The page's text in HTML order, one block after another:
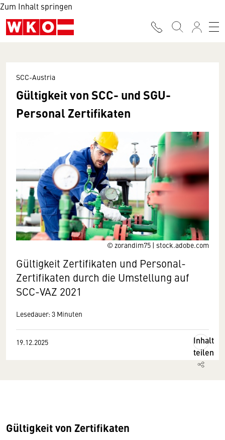
Zum Inhalt springen
© zorandim75 | stock.adobe.com
SCC-Austria
Gültigkeit von SCC- und SGU-
Personal Zertifikaten
Gültigkeit Zertifikaten und Personal-
Zertifikaten durch die Umstellung auf
SCC-VAZ 2021
Lesedauer: 3 Minuten
19.12.2025
Inhalt
teilen
Gültigkeit von Zertifikaten